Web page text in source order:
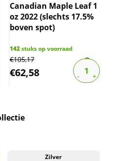
Canadian Maple Leaf 1
oz 2022 (slechts 17.5%
boven spot)
142stuks op voorraad
€105,17
€62,58
Zilver